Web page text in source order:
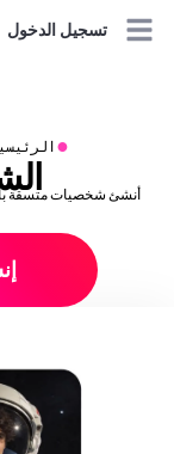
تسجيل الدخول
●
أنشئ شخصيات متسقة